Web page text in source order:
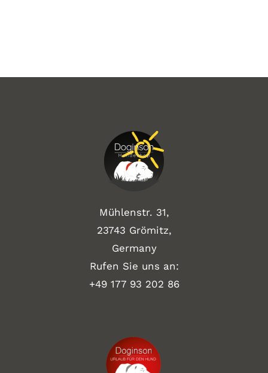
Mühlenstr. 31,
23743 Grömitz,
Germany
Rufen Sie uns an:
+49 177 93 202 86